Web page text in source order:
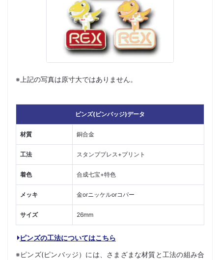
※上記の写真は原寸大ではありません。
ピンズ(ピンバッジ)データ
材質 銅合金
工法 スタンププレス+プリント
着色 合成七宝+特色
メッキ 金orニッケルorコパー
サイズ 26mm
ピンズの工法についてはこちら
※ピンズ(ピンバッジ）には、さまざまな材質と工法の組み合